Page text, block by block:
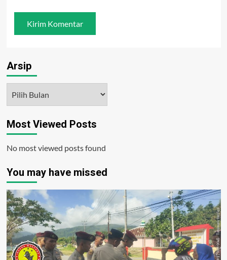
Arsip
Most Viewed Posts
No most viewed posts found
You may have missed